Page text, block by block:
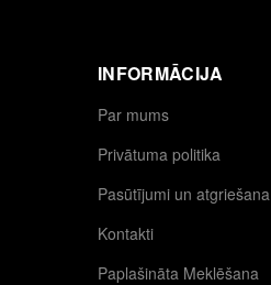
INFORMĀCIJA
Par mums
Privātuma politika
Pasūtījumi un atgriešana
Kontakti
Paplašināta Meklēšana